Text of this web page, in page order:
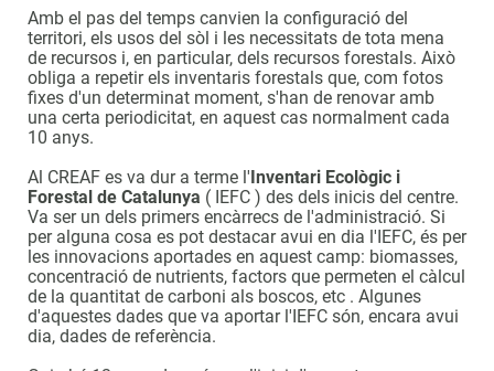
Amb el pas del temps canvien la configuració del
territori, els usos del sòl i les necessitats de tota mena
de recursos i, en particular, dels recursos forestals. Això
obliga a repetir els inventaris forestals que, com fotos
fixes d'un determinat moment, s'han de renovar amb
una certa periodicitat, en aquest cas normalment cada
10 anys.
Al CREAF es va dur a terme l' Inventari Ecològic i
Forestal de Catalunya ( IEFC ) des dels inicis del centre.
Va ser un dels primers encàrrecs de l'administració. Si
per alguna cosa es pot destacar avui en dia l'IEFC, és per
les innovacions aportades en aquest camp: biomasses,
concentració de nutrients, factors que permeten el càlcul
de la quantitat de carboni als boscos, etc . Algunes
d'aquestes dades que va aportar l'IEFC són, encara avui
dia, dades de referència.